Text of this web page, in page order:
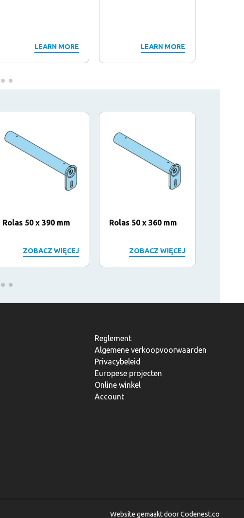
LEARN MORE LEARN MORE
Rolas 50 x 390 mm
ZOBACZ WIĘCEJ
Rolas 50 x 360 mm
ZOBACZ WIĘCEJ
Reglement
Algemene verkoopvoorwaarden
Privacybeleid
Europese projecten
Online winkel
Account
Website gemaakt door Codenest.co